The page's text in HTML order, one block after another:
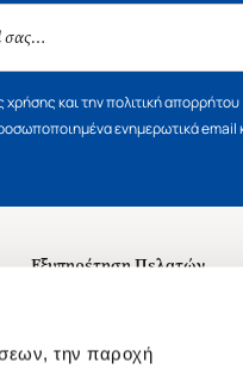
την παροχή
και την πολιτική απορρήτου
ενημερωτικά email
Εξυπηρέτηση Πελατών